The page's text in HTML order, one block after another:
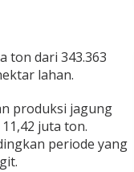
ton dari 343.363
lahan.
produksi jagung
juta ton.
periode yang